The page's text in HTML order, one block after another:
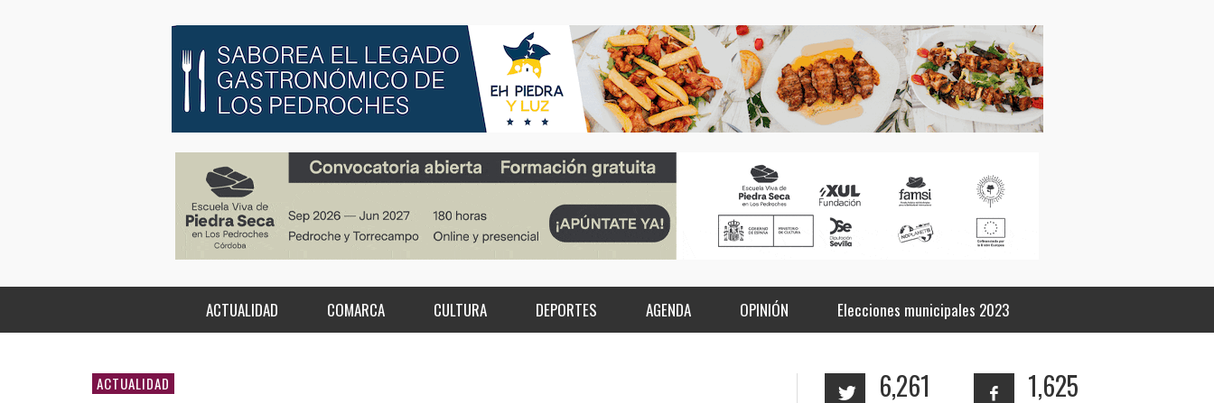
ACTUALIDAD COMARCA CULTURA DEPORTES AGENDA OPINIÓN Elecciones municipales 2023
ACTUALIDAD 6,261 1,625